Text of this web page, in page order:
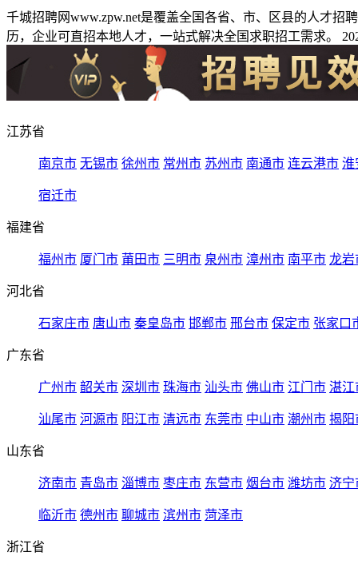
千城招聘网www.zpw.net是覆盖全国各省、市、区县的人才
历，企业可直招本地人才，一站式解决全国求职招工需求。
江苏省
南京市 无锡市 徐州市 常州市 苏州市 南通市 连云港市 淮
宿迁市
福建省
福州市 厦门市 莆田市 三明市 泉州市 漳州市 南平市 龙岩
河北省
石家庄市 唐山市 秦皇岛市 邯郸市 邢台市 保定市 张家口
广东省
广州市 韶关市 深圳市 珠海市 汕头市 佛山市 江门市 湛江
汕尾市 河源市 阳江市 清远市 东莞市 中山市 潮州市 揭阳
山东省
济南市 青岛市 淄博市 枣庄市 东营市 烟台市 潍坊市 济宁
临沂市 德州市 聊城市 滨州市 菏泽市
浙江省